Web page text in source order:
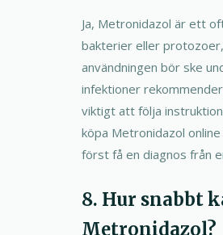
Ja, Metronidazol är ett
bakterier eller
användningen bör ske
infektioner
viktigt att följa
köpa Metronidazol
först få en diagnos från
8. Hur snabbt
Metronidazol?